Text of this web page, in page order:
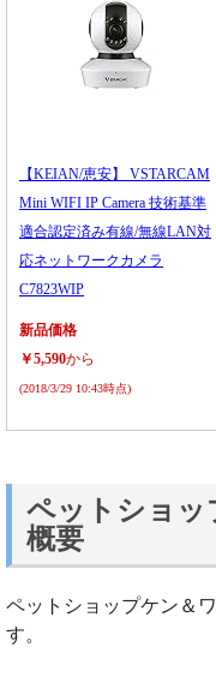
【KEIAN/恵安】 VSTARCAM
Mini WIFI IP Camera 技術基準
適合認定済み有線/無線LAN対
応ネットワークカメラ
C7823WIP
新品価格
￥5,590から
(2018/3/29 10:43時点)
ペットショッ
概要
ペットショップケン＆
す。